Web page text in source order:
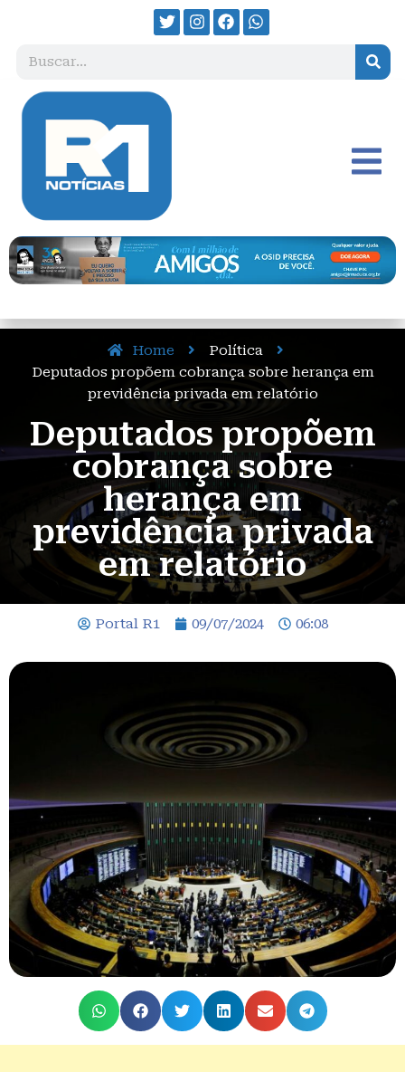
Home
Política
Deputados propõem cobrança sobre herança em
previdência privada em relatório
Deputados propõem
cobrança sobre
herança em
previdência privada
em relatório
Portal R1 09/07/2024 06:08